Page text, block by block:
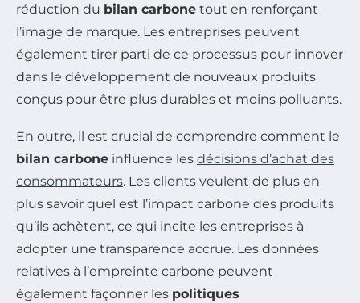
réduction du bilan carbone tout en renforçant
l’image de marque. Les entreprises peuvent
également tirer parti de ce processus pour innover
dans le développement de nouveaux produits
conçus pour être plus durables et moins polluants.
En outre, il est crucial de comprendre comment le
bilan carbone influence les décisions d’achat des
consommateurs. Les clients veulent de plus en
plus savoir quel est l’impact carbone des produits
qu’ils achètent, ce qui incite les entreprises à
adopter une transparence accrue. Les données
relatives à l’empreinte carbone peuvent
également façonner les politiques